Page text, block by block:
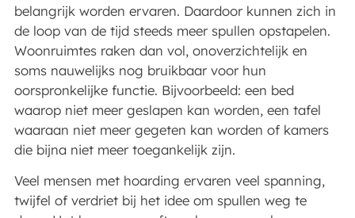
belangrijk worden ervaren. Daardoor kunnen zich in
de loop van de tijd steeds meer spullen opstapelen.
Woonruimtes raken dan vol, onoverzichtelijk en
soms nauwelijks nog bruikbaar voor hun
oorspronkelijke functie. Bijvoorbeeld: een bed
waarop niet meer geslapen kan worden, een tafel
waaraan niet meer gegeten kan worden of kamers
die bijna niet meer toegankelijk zijn.
Veel mensen met hoarding ervaren veel spanning,
twijfel of verdriet bij het idee om spullen weg te